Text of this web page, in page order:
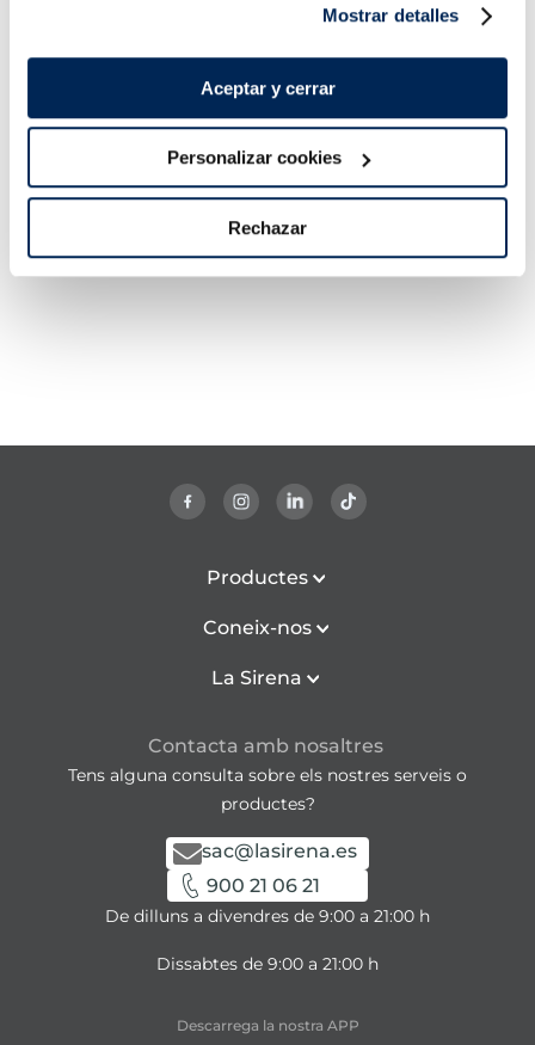
Mostrar detalles
Aceptar y cerrar
Personalizar cookies
Rechazar
Añadir
13,99 € Pack 4u 400 g
Añadir
Productes
Coneix-nos
La Sirena
Contacta amb nosaltres
Tens alguna consulta sobre els nostres serveis o
productes?
sac@lasirena.es
900 21 06 21
De dilluns a divendres de 9:00 a 21:00 h
Dissabtes de 9:00 a 21:00 h
Descarrega la nostra APP